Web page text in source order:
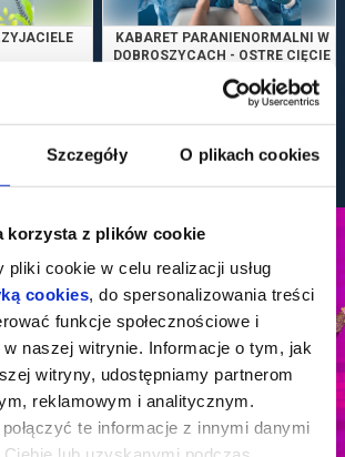
Szczegóły O plikach cookies
korzysta z plików cookie
cookie w celu realizacji usług
cookies, do spersonalizowania treści
funkcje społecznościowe i
naszej witrynie. Informacje o tym, jak
witryny, udostępniamy partnerom
reklamowym i analitycznym.
te informacje z innymi danymi
KABARET PARANIENORMALNI W
DOBROSZYCACH - OSTRE CIĘCIE
kup bilet
zobacz więcej